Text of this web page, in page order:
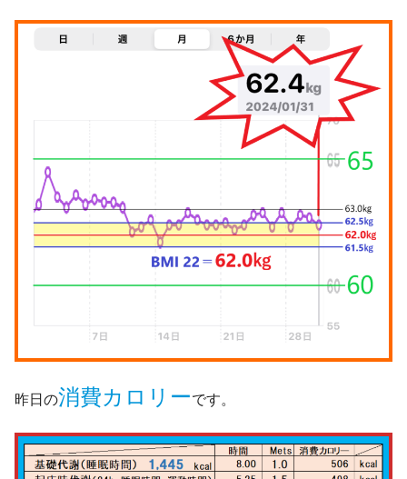
昨日の消費カロリーです。